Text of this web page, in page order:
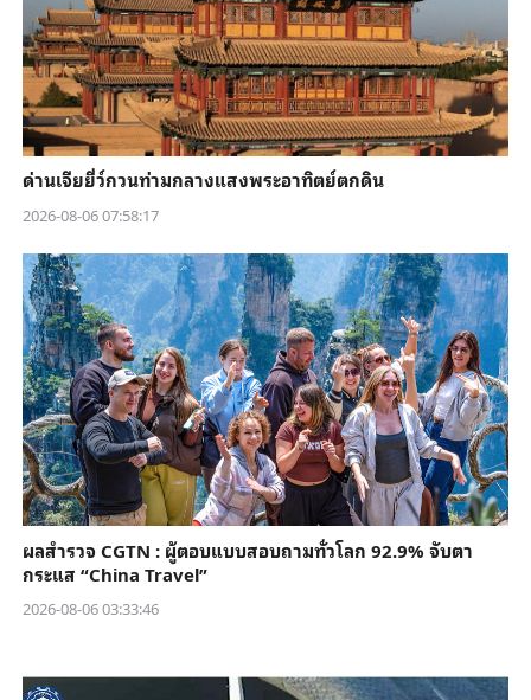
ด่านเจียยี่ว์กวนท่ามกลางแสงพระอาทิตย์ตกดิน
2026-08-06 07:58:17
ผลสำรวจ CGTN : ผู้ตอบแบบสอบถามทั่วโลก 92.9% จับตา
กระแส “China Travel”
2026-08-06 03:33:46